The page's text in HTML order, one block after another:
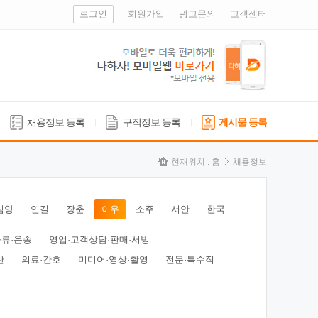
로그인 회원가입 광고문의 고객센터
채용정보 등록 구직정보 등록 게시물 등록
현재위치 : 홈 채용정보
양 연길 장춘 이우 소주 서안 한국
·운송
영업·고객상담·판매·서빙
의료·간호 미디어·영상·촬영 전문·특수직